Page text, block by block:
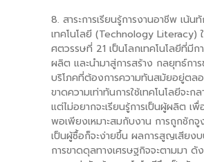
8. สาระการเรียนรู้การงานอาชีพ เน้น
เทคโนโลยี (Technology Literacy)
ศตวรรษที่ 21 เป็นโลกเทคโนโลยีที่มีก
ผลิต และนํามาสู่การสร้าง กลยุทธ์กา
บริโภคที่ต้องการความทันสมัยอยู่ตลอ
ขาดความเท่าทันการใช้เทคโนโลยีจะก
แต่ไม่อยากจะเรียนรู้การเป็นผู้ผลิต เพื่
พอเพียงเหมาะสมกับงาน การถูกชักจู
เป็นผู้ซื้อก็จะง่ายขึ้น ผลการสูญเสียง
การขาดดุลทางเศรษฐกิจจะตามมา ดั